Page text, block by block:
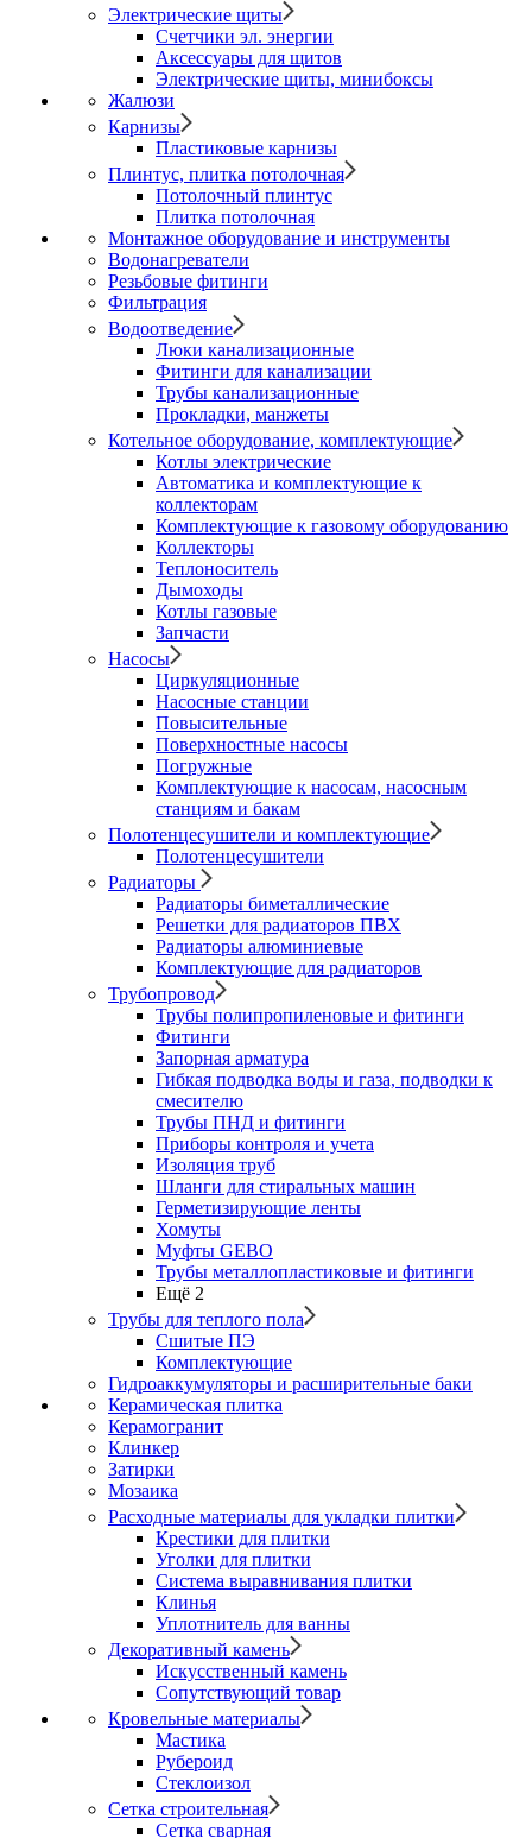
Электрические щиты
Счетчики эл. энергии
Аксессуары для щитов
Электрические щиты, минибоксы
Жалюзи
Карнизы
Пластиковые карнизы
Плинтус, плитка потолочная
Потолочный плинтус
Плитка потолочная
Монтажное оборудование и инструменты
Водонагреватели
Резьбовые фитинги
Фильтрация
Водоотведение
Люки канализационные
Фитинги для канализации
Трубы канализационные
Прокладки, манжеты
Котельное оборудование, комплектующие
Котлы электрические
Автоматика и комплектующие к
коллекторам
Комплектующие к газовому оборудованию
Коллекторы
Теплоноситель
Дымоходы
Котлы газовые
Запчасти
Насосы
Циркуляционные
Насосные станции
Повысительные
Поверхностные насосы
Погружные
Комплектующие к насосам, насосным
станциям и бакам
Полотенцесушители и комплектующие
Полотенцесушители
Радиаторы
Радиаторы биметаллические
Решетки для радиаторов ПВХ
Радиаторы алюминиевые
Комплектующие для радиаторов
Трубопровод
Трубы полипропиленовые и фитинги
Фитинги
Запорная арматура
Гибкая подводка воды и газа, подводки к
смесителю
Трубы ПНД и фитинги
Приборы контроля и учета
Изоляция труб
Шланги для стиральных машин
Герметизирующие ленты
Хомуты
Муфты GEBO
Трубы металлопластиковые и фитинги
Ещё 2
Трубы для теплого пола
Сшитые ПЭ
Комплектующие
Гидроаккумуляторы и расширительные баки
Керамическая плитка
Керамогранит
Клинкер
Затирки
Мозаика
Расходные материалы для укладки плитки
Крестики для плитки
Уголки для плитки
Система выравнивания плитки
Клинья
Уплотнитель для ванны
Декоративный камень
Искусственный камень
Сопутствующий товар
Кровельные материалы
Мастика
Рубероид
Стеклоизол
Сетка строительная
Сетка сварная